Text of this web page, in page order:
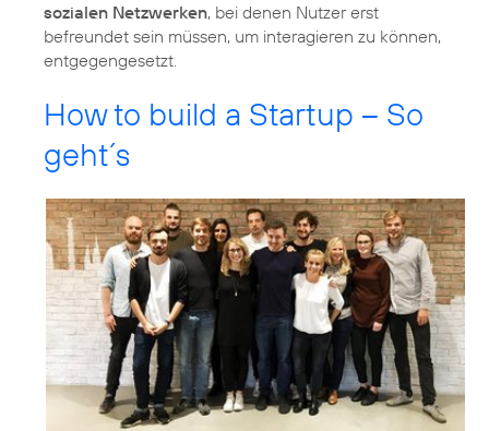
sozialen Netzwerken, bei denen Nutzer erst
befreundet sein müssen, um interagieren zu können,
entgegengesetzt.
How to build a Startup – So
geht´s